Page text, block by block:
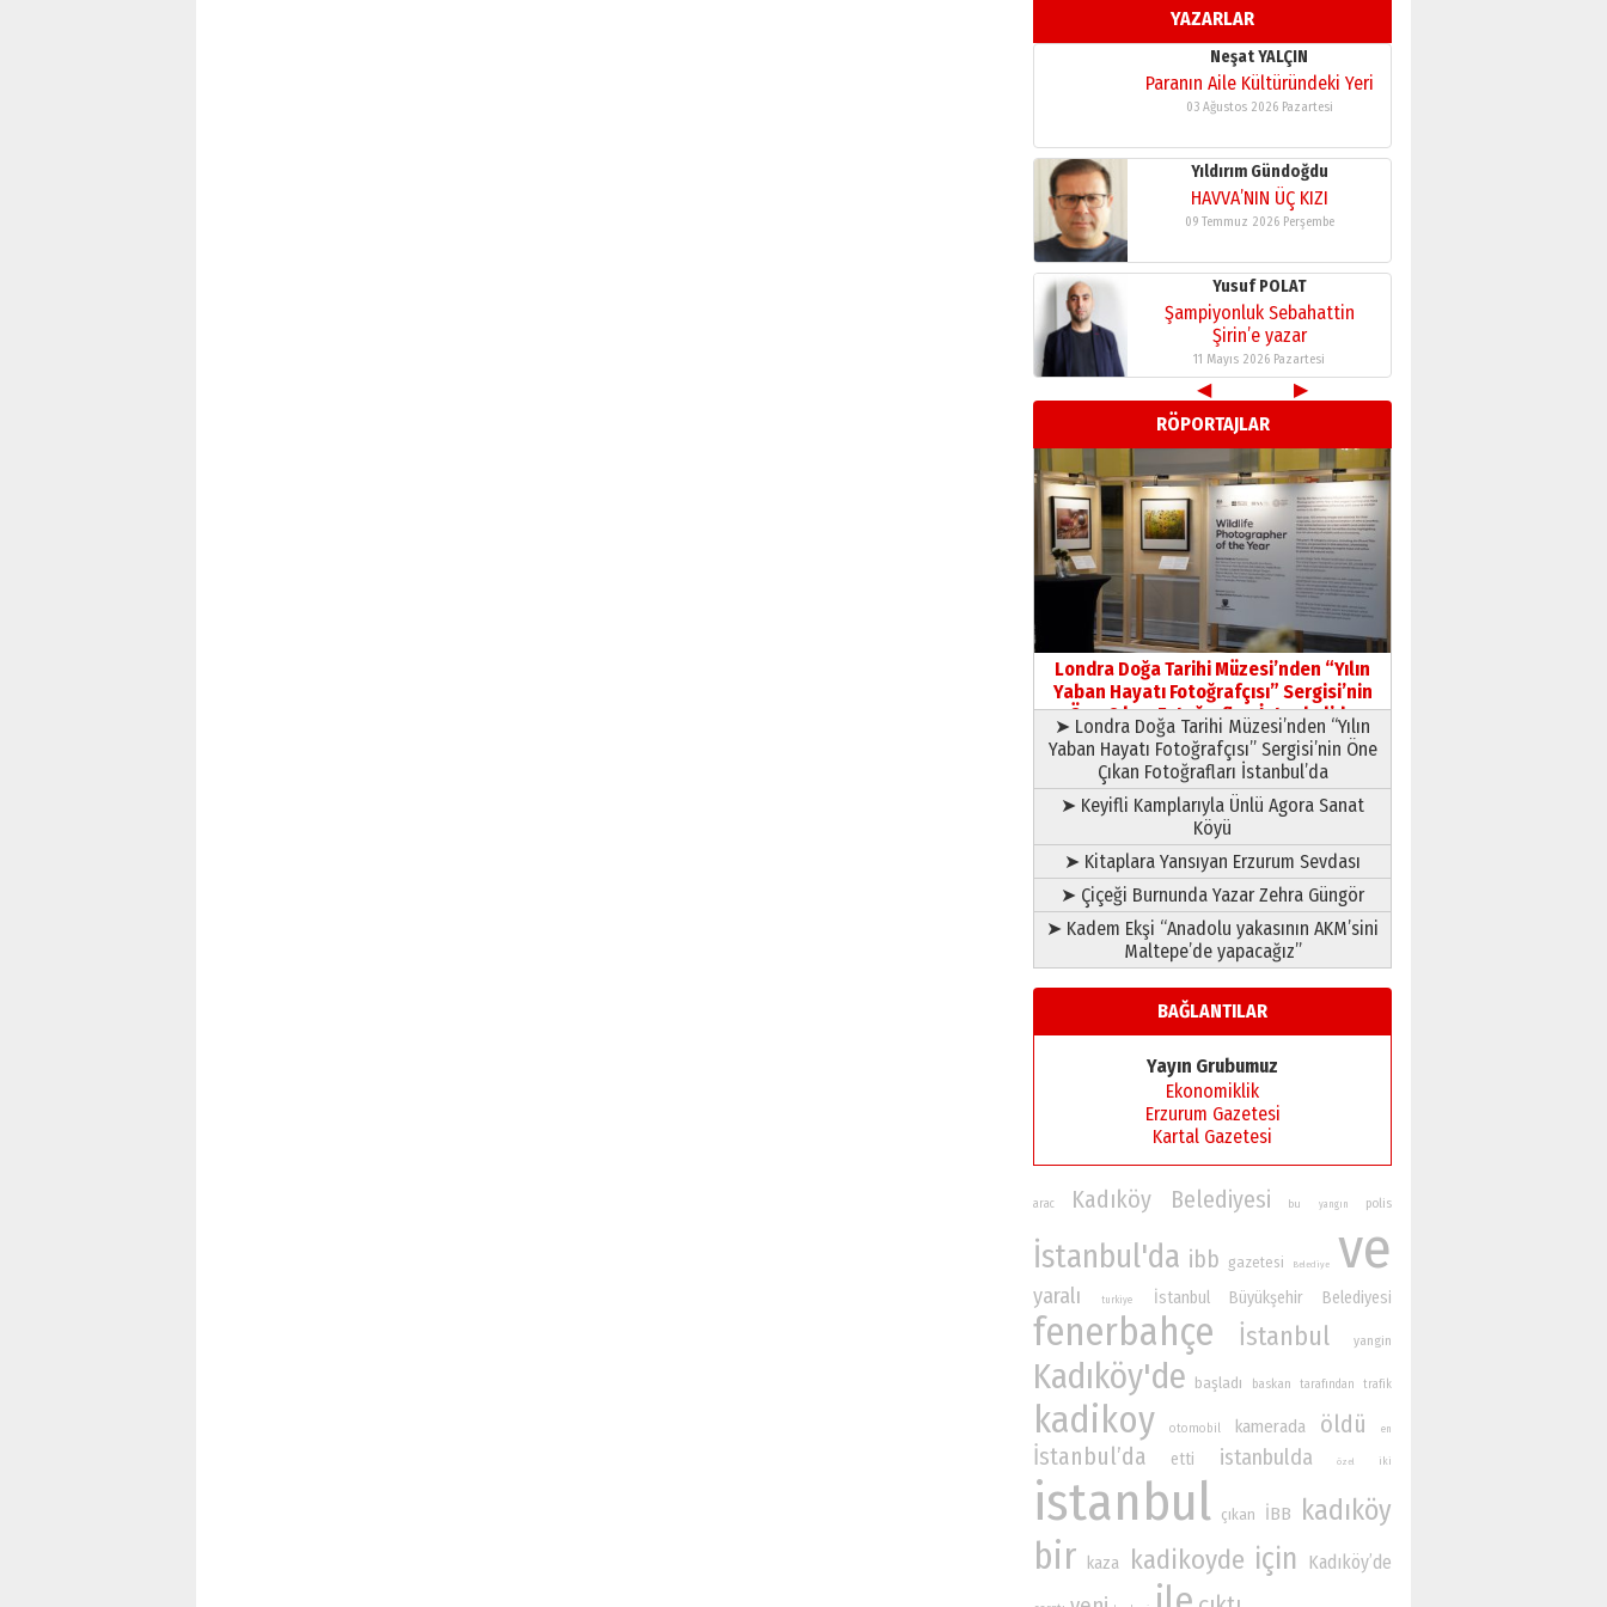
YAZARLAR
11 Mayıs 2026 Pazartesi
Neşat YALÇIN
Paranın Aile Kültüründeki Yeri
03 Ağustos 2026 Pazartesi
Yıldırım Gündoğdu
HAVVA’NIN ÜÇ KIZI
09 Temmuz 2026 Perşembe
Yusuf POLAT
Şampiyonluk Sebahattin
Şirin’e yazar
11 Mayıs 2026 Pazartesi
Neşat YALÇIN
Paranın Aile Kültüründeki Yeri
03 Ağustos 2026 Pazartesi
Yıldırım Gündoğdu
HAVVA’NIN ÜÇ KIZI
09 Temmuz 2026 Perşembe
Yusuf POLAT
Şampiyonluk Sebahattin
Şirin’e yazar
11 Mayıs 2026 Pazartesi
◀
▶
RÖPORTAJLAR
Londra Doğa Tarihi Müzesi’nden “Yılın
Yaban Hayatı Fotoğrafçısı” Sergisi’nin
Öne Çıkan Fotoğrafları İstanbul’da
➤ Londra Doğa Tarihi Müzesi’nden “Yılın
Yaban Hayatı Fotoğrafçısı” Sergisi’nin Öne
Çıkan Fotoğrafları İstanbul’da
➤ Keyifli Kamplarıyla Ünlü Agora Sanat
Köyü
➤ Kitaplara Yansıyan Erzurum Sevdası
➤ Çiçeği Burnunda Yazar Zehra Güngör
➤ Kadem Ekşi “Anadolu yakasının AKM’sini
Maltepe’de yapacağız”
BAĞLANTILAR
Yayın Grubumuz
Ekonomiklik
Erzurum Gazetesi
Kartal Gazetesi
arac Kadıköy Belediyesi bu yangın polis
İstanbul'da ibb gazetesi Belediye ve
yaralı turkiye İstanbul Büyükşehir Belediyesi
fenerbahçe İstanbul yangin
Kadıköy'de başladı baskan tarafından trafik
kadikoy otomobil kamerada öldü en
İstanbul’da etti istanbulda özel iki
istanbul çıkan İBB kadıköy
bir kaza kadikoyde için Kadıköy’de